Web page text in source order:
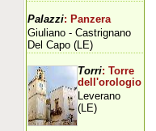
Palazzi: Panzera
Giuliano - Castrignano
Del Capo (LE)
Torri: Torre
dell'orologio
Leverano
(LE)